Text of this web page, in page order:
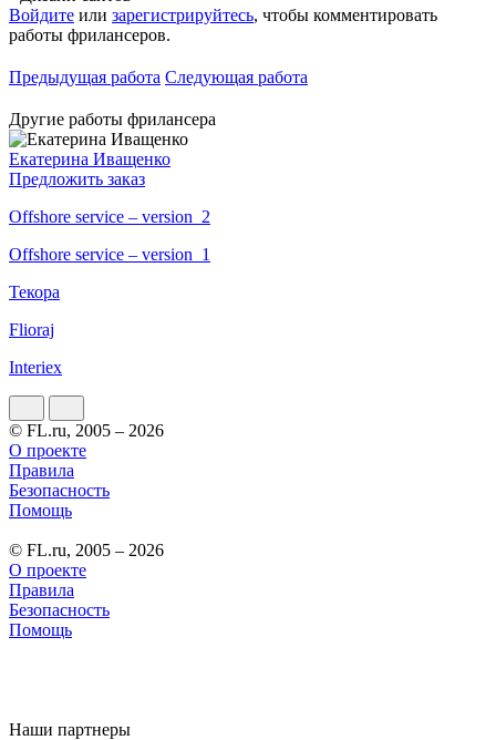
Войдите или зарегистрируйтесь, чтобы комментировать
работы фрилансеров.
Предыдущая работа Следующая работа
Другие работы фрилансера
Екатерина Иващенко
Предложить заказ
Offshore service – version_2
Offshore service – version_1
Текора
Flioraj
Interiex
© FL.ru, 2005 – 2026
О проекте
Правила
Безопасность
Помощь
© FL.ru, 2005 – 2026
О проекте
Правила
Безопасность
Помощь
Наши партнеры